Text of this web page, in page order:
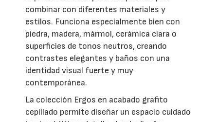
combinar con diferentes materiales y
estilos. Funciona especialmente bien con
piedra, madera, mármol, cerámica clara o
superficies de tonos neutros, creando
contrastes elegantes y baños con una
identidad visual fuerte y muy
contemporánea.
La colección Ergos en acabado grafito
cepillado permite diseñar un espacio cuidado